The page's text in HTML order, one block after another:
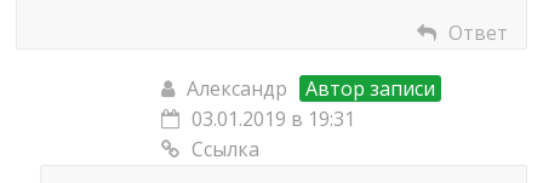
Ответ
Александр
Автор записи
03.01.2019 в 19:31
Ссылка